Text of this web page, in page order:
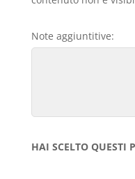
Note aggiuntitive:
HAI SCELTO QUESTI